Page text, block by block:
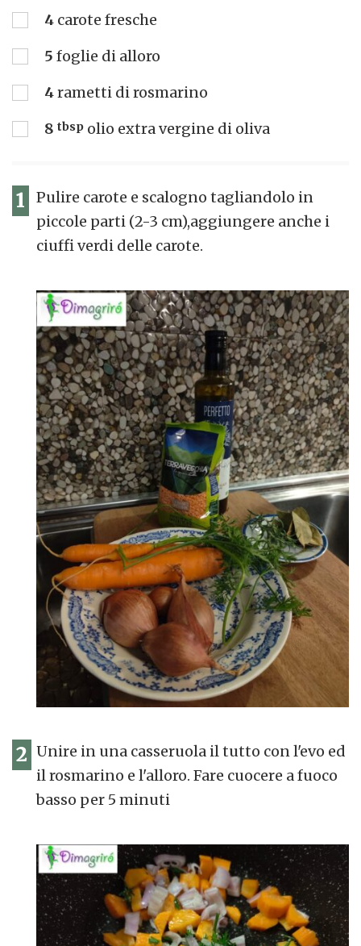
4 carote fresche
5 foglie di alloro
4rametti di rosmarino
8 tbsp olio extra vergine di oliva
1
Pulire carote e scalogno tagliandolo in
piccole parti (2-3 cm),aggiungere anche i
ciuffi verdi delle carote.
2 Unire in una casseruola il tutto con l'evo ed
il rosmarino e l'alloro. Fare cuocere a fuoco
basso per 5 minuti